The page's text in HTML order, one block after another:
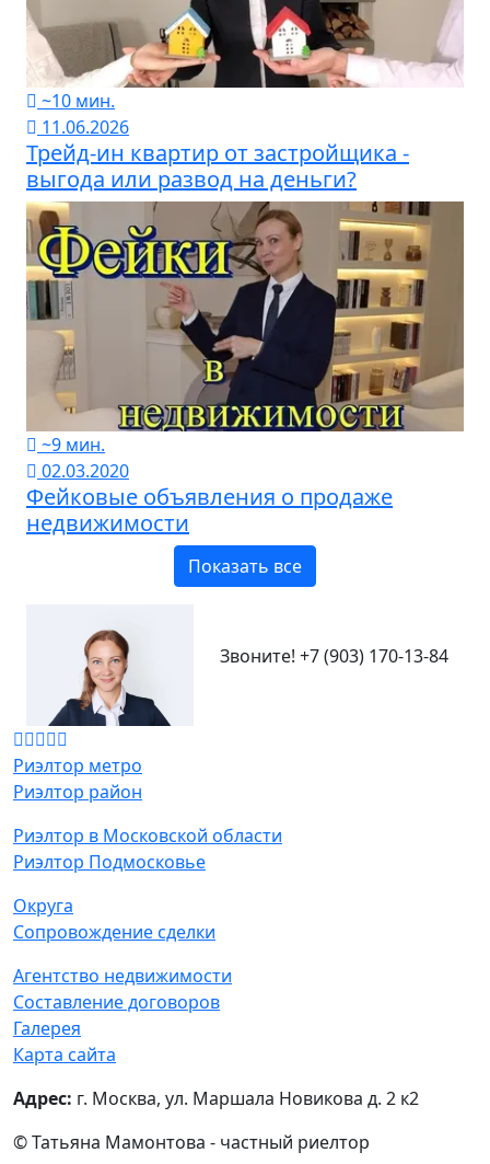
~10 мин.
11.06.2026
Трейд-ин квартир от застройщика -
выгода или развод на деньги?
~9 мин.
02.03.2020
Фейковые объявления о продаже
недвижимости
Показать все
Звоните! +7 (903) 170-13-84
Риэлтор метро
Риэлтор район
Риэлтор в Московской области
Риэлтор Подмосковье
Округа
Сопровождение сделки
Агентство недвижимости
Составление договоров
Галерея
Карта сайта
Адрес: г. Москва, ул. Маршала Новикова д. 2 к2
© Татьяна Мамонтова - частный риелтор